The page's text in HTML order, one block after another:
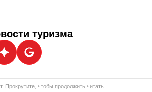
туризма
Прокрутите, чтобы продолжить читать